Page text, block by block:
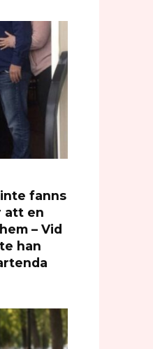
fanns
att en
– Vid
han